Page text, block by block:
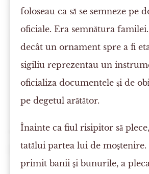
foloseau ca să se semneze pe
oficiale. Era semnătura
decât un ornament spre a fi
sigiliu reprezentau un
oficializa documentele şi de
pe degetul arătător.
Înainte ca fiul risipitor să
tatălui partea lui de moştenire.
primit banii şi bunurile, a